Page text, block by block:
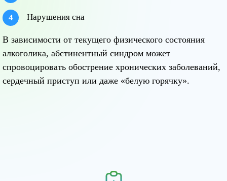
Нарушения сна
В зависимости от текущего физического состояния
алкоголика, абстинентный синдром может
спровоцировать обострение хронических заболеваний,
сердечный приступ или даже «белую горячку».